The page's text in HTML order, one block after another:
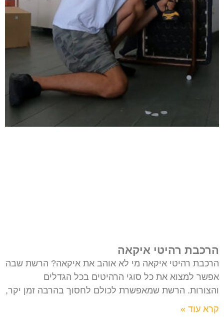
הרכבת רהיטי איקאה
הרכבת רהיטי איקאה מי לא אוהב את איקאה? הרשת שבה
אפשר למצוא את כל סוגי הרהיטים בכל הגדלים
והצורות. הרשת שמאפשרת לכולם לחסוך בהרבה זמן יקר,
קרא עוד »